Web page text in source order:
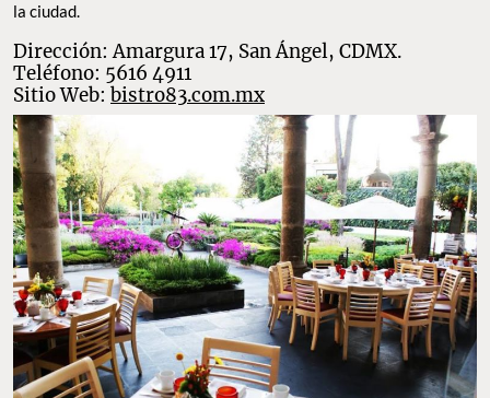
la ciudad.
Dirección: Amargura 17, San Ángel, CDMX.
Teléfono: 5616 4911
Sitio Web: bistro83.com.mx